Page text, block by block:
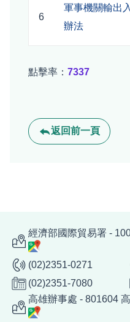
6
軍事機關輸出
辦法
點擊率： 7337
返回前一頁
經濟部國際貿易署 -
(02)2351-0271
(02)2351-7080
高雄辦事處 - 801604